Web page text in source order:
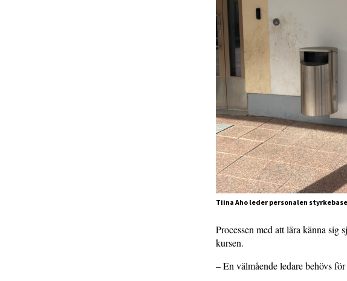
Tiina Aho leder personalen
Processen med att lära känna sig
kursen.
– En välmående ledare behövs